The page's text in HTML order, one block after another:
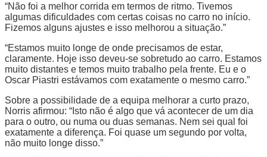
“Não foi a melhor corrida em termos de ritmo. Tivemos
algumas dificuldades com certas coisas no carro no início.
Fizemos alguns ajustes e isso melhorou a situação.”
“Estamos muito longe de onde precisamos de estar,
claramente. Hoje isso deveu-se sobretudo ao carro. Estamos
muito distantes e temos muito trabalho pela frente. Eu e o
Oscar Piastri estávamos com exatamente o mesmo carro.”
Sobre a possibilidade de a equipa melhorar a curto prazo,
Norris afirmou: “Isto não é algo que vá acontecer de um dia
para o outro, ou numa ou duas semanas. Nem sei qual foi
exatamente a diferença. Foi quase um segundo por volta,
não muito longe disso.”